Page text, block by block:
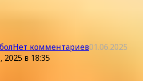
Нет комментариев01.06.2025
в 18:35